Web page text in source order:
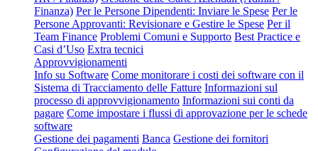
Finanza) Per le Persone Dipendenti: Inviare le Spese Per le
Persone Approvanti: Revisionare e Gestire le Spese Per il
Team Finance Problemi Comuni e Supporto Best Practice e
Casi d’Uso Extra tecnici
Approvvigionamenti
Info su Software Come monitorare i costi dei software con il
Sistema di Tracciamento delle Fatture Informazioni sul
processo di approvvigionamento Informazioni sui conti da
pagare Come impostare i flussi di approvazione per le schede
software
Gestione dei pagamenti Banca Gestione dei fornitori